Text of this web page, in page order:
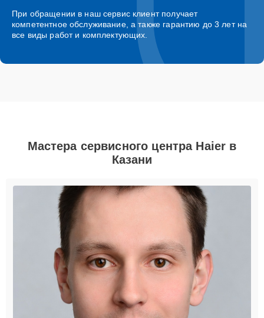
При обращении в наш сервис клиент получает
компетентное обслуживание, а также гарантию до 3 лет на
все виды работ и комплектующих.
Мастера сервисного центра Haier в
Казани